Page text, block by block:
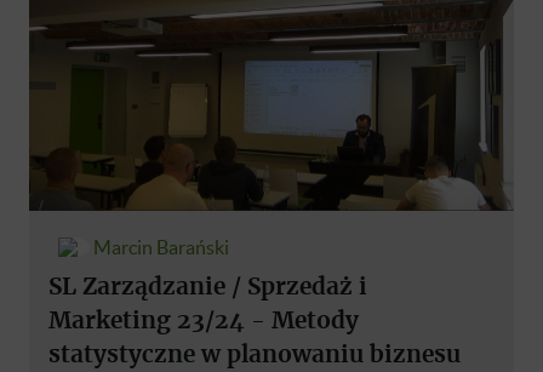
Marcin Barański
SL Zarządzanie / Sprzedaż i
Marketing 23/24 - Metody
statystyczne w planowaniu biznesu